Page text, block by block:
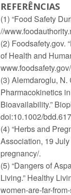
REFERÊNCIAS
(1) “Food Safety
//
(2) Foodsafety.gov.
of Health and
(3) Alemdaroglu, N.
Pharmacokinetics
Bioavailability.”
doi:10.1002/
(4) “Herbs and
Association, 19
pregnancy/.
(5) “Dangers of
Living.” Healthy
women-are-far-